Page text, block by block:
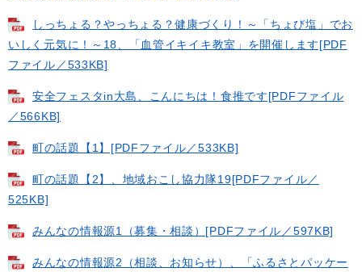
しっちょる？やっちょる？健康づくり！～「ちょび塩」でお
いしく元気に！～18、「血管イキイキ教室」を開催します[PDF
ファイル／533KB]
安全フェスタin大島、こんにちは！食推です[PDFファイル
／566KB]
町の話題【1】[PDFファイル／533KB]
町の話題【2】、地域おこし協力隊19[PDFファイル／
525KB]
みんなの情報源1（募集・相談）[PDFファイル／597KB]
みんなの情報源2（相談、お知らせ）、「ふるさとパッケー